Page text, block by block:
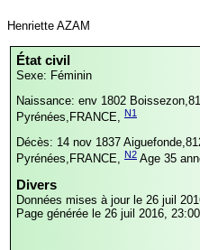
Henriette AZAM
État civil
Sexe: Féminin
Naissance: env 1802
Pyrénées,FRANCE, N1
Décès: 14 nov 1837
Pyrénées,FRANCE, N2 Age 35
Divers
Données mises à jour le 26 juil
Page générée le 26 juil 2016,